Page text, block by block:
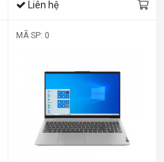
Liên hệ
MÃ SP: 0